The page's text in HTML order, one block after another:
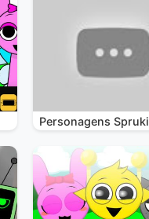
Personagens Spruki